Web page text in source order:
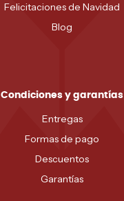
Felicitaciones de Navidad
Blog
Condiciones y garantías
Entregas
Formas de pago
Descuentos
Garantías